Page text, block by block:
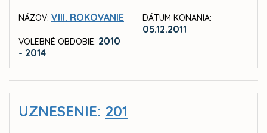
NÁZOV: VIII. ROKOVANIE
VOLEBNÉ OBDOBIE: 2010
- 2014
DÁTUM KONANIA:
05.12.2011
UZNESENIE: 201